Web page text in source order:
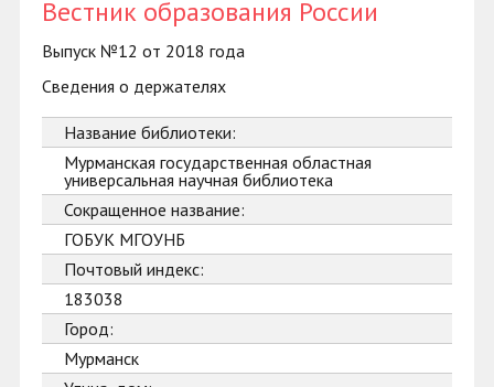
Вестник образования России
Выпуск №12 от 2018 года
Сведения о держателях
Название библиотеки:
Мурманская государственная областная
универсальная научная библиотека
Сокращенное название:
ГОБУК МГОУНБ
Почтовый индекс:
183038
Город:
Мурманск